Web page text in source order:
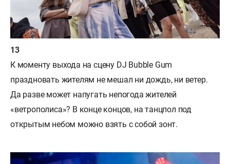
К моменту выхода на сцену DJ Bubble Gum
праздновать жителям не мешал ни дождь, ни ветер.
Да разве может напугать непогода жителей
«ветрополиса»? В конце концов, на танцпол под
открытым небом можно взять с собой зонт.